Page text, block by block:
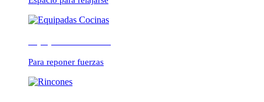
Para reponer fuerzas